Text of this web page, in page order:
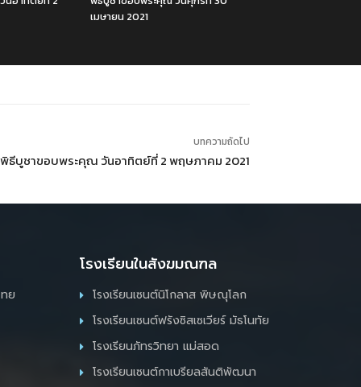
เมษายน 2021
บทความถัดไป
พิธีบูชาขอบพระคุณ วันอาทิตย์ที่ 2 พฤษภาคม 2021
ย
โรงเรียนในสังฆมณฑล
โรงเรียนเซนต์นิโกลาส พิษณุโลก
โรงเรียนเซนต์ฟรังซิสเซเวียร์ มัธโนทัย
โรงเรียนภัทรวิทยา แม่สอด
โรงเรียนเซนต์กาเบรียลสันติพัฒนา